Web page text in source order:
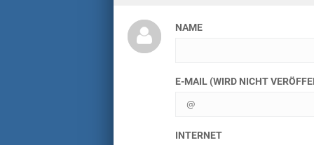
NAME
E-MAIL (WIRD NICHT
INTERNET